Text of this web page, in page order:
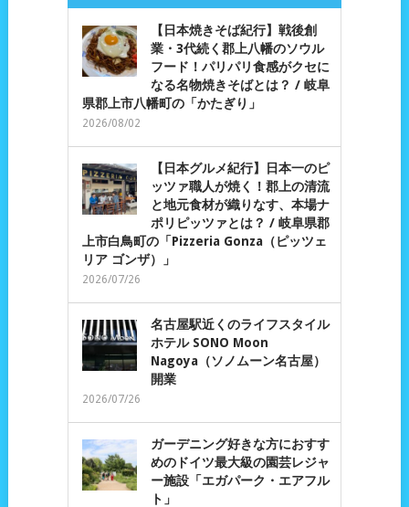
【日本焼きそば紀行】戦後創
業・3代続く郡上八幡のソウル
フード！パリパリ食感がクセに
なる名物焼きそばとは？ / 岐阜
県郡上市八幡町の「かたぎり」
2026/08/02
【日本グルメ紀行】日本一のピ
ッツァ職人が焼く！郡上の清流
と地元食材が織りなす、本場ナ
ポリピッツァとは？ / 岐阜県郡
上市白鳥町の「Pizzeria Gonza（ピッツェ
リア ゴンザ）」
2026/07/26
名古屋駅近くのライフスタイル
ホテル SONO Moon
Nagoya（ソノムーン名古屋）
開業
2026/07/26
ガーデニング好きな方におすす
めのドイツ最大級の園芸レジャ
ー施設「エガパーク・エアフル
ト」